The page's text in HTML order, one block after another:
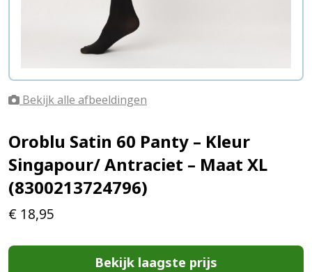
Bekijk alle afbeeldingen
Oroblu Satin 60 Panty – Kleur
Singapour/ Antraciet – Maat XL
(8300213724796)
€ 18,95
Bekijk laagste prijs